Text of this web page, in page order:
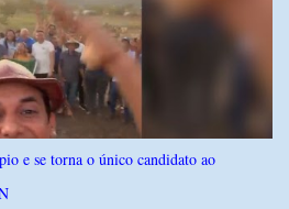
nas divisas do Rio Grande
Ceará e da Paraíba. A mobilização,
equipes policiais, ocorreu às 16h, no
potiguar. A operação reúne
Rio Grande do Norte, da Polícia Civil
Polícia Militar do Ceará, reforçando a
de segurança e intensificando o
áreas de fronteira interestadual. As
e se torna o único candidato ao